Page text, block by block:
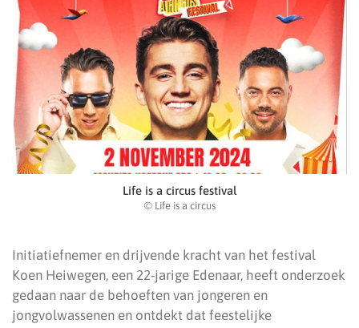
Life is a circus festival
© Life is a circus
Initiatiefnemer en drijvende kracht van het festival
Koen Heiwegen, een 22-jarige Edenaar, heeft onderzoek
gedaan naar de behoeften van jongeren en
jongvolwassenen en ontdekt dat feestelijke